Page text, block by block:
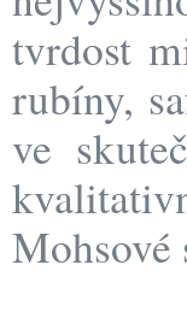
tvrdost
rubíny,
ve
Mohsové